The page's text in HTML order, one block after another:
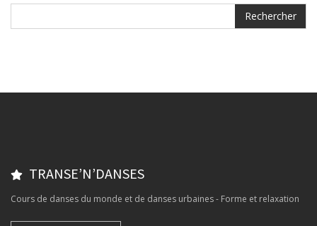
TRANSE’N’DANSES
Cours de danses du monde et de danses urbaines - Forme et relaxation